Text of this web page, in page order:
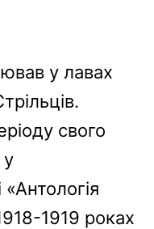
у лавах
свого
у
1919 роках